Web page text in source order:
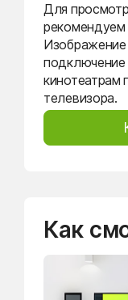
Для
рекомендуем
подключение
кинотеатрам
телевизора.
Как